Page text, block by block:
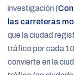
investigación (
las carreteras
que la ciudad
tráfico por cada
convierte en la